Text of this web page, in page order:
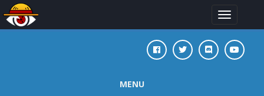
Toggle
navigation
MENU